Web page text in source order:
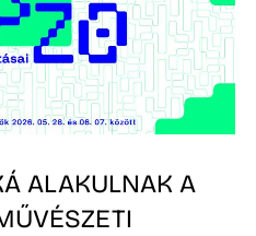
ALAKULNAK A